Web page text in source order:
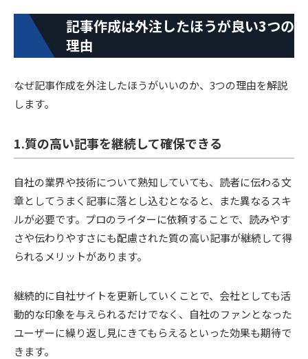
記事作成は外注したほうが良い3つの
理由
なぜ記事作成を外注したほうがいいのか、3つの理由を解説
します。
1.質の高い記事を継続して確保できる
自社の業界や技術について熟知していても、読者に伝わる文
章としてうまく記事に落とし込むとなると、また異なるスキ
ルが必要です。プロのライターに依頼することで、読みやす
さや伝わりやすさにも配慮された質の高い記事が継続して得
られるメリットがあります。
継続的に自社サイトを更新していくことで、会社としても活
動的な印象を与えられるだけでなく、自社のファンとなった
ユーザーに繰り返し見にきてもらえるといった効果も期待で
きます。